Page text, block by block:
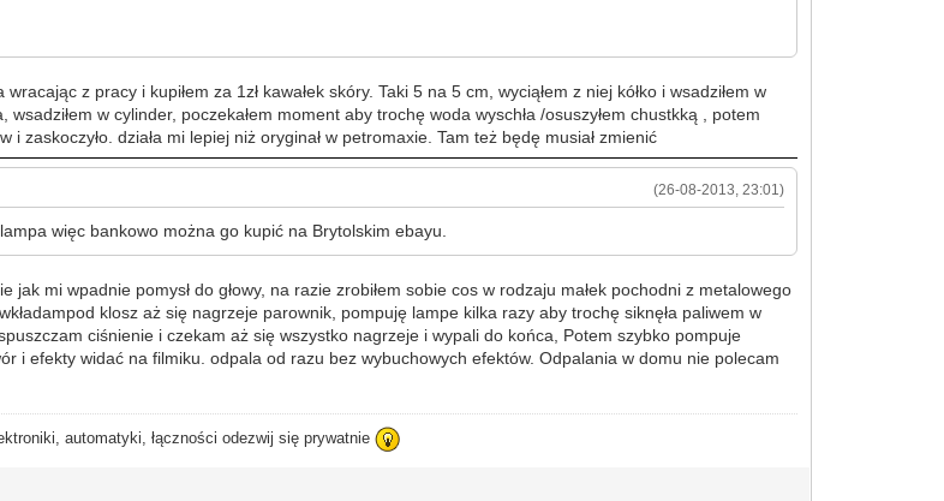
z pracy i kupiłem za 1zł kawałek skóry. Taki 5 na 5 cm, wyciąłem z niej kółko i wsadziłem w
w cylinder, poczekałem moment aby trochę woda wyschła /osuszyłem chustkką , potem
zaskoczyło. działa mi lepiej niż oryginał w petromaxie. Tam też będę musiał zmienić
(26-08-2013, 23:01)
więc bankowo można go kupić na Brytolskim ebayu.
mi wpadnie pomysł do głowy, na razie zrobiłem sobie cos w rodzaju małek pochodni z metalowego
klosz aż się nagrzeje parownik, pompuję lampe kilka razy aby trochę siknęła paliwem w
ciśnienie i czekam aż się wszystko nagrzeje i wypali do końca, Potem szybko pompuje
i efekty widać na filmiku. odpala od razu bez wybuchowych efektów. Odpalania w domu nie polecam
automatyki, łączności odezwij się prywatnie